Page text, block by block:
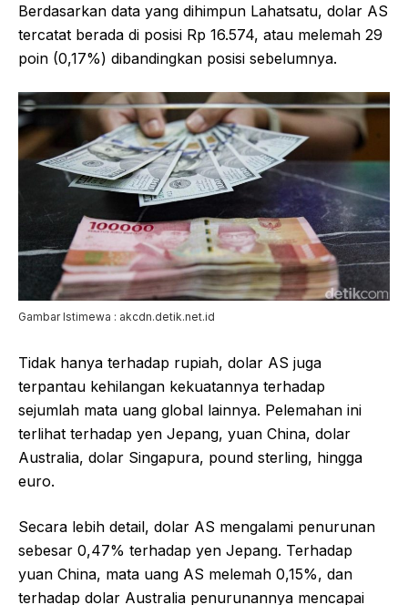
Berdasarkan data yang dihimpun Lahatsatu, dolar AS
tercatat berada di posisi Rp 16.574, atau melemah 29
poin (0,17%) dibandingkan posisi sebelumnya.
Gambar Istimewa : akcdn.detik.net.id
Tidak hanya terhadap rupiah, dolar AS juga
terpantau kehilangan kekuatannya terhadap
sejumlah mata uang global lainnya. Pelemahan ini
terlihat terhadap yen Jepang, yuan China, dolar
Australia, dolar Singapura, pound sterling, hingga
euro.
Secara lebih detail, dolar AS mengalami penurunan
sebesar 0,47% terhadap yen Jepang. Terhadap
yuan China, mata uang AS melemah 0,15%, dan
terhadap dolar Australia penurunannya mencapai